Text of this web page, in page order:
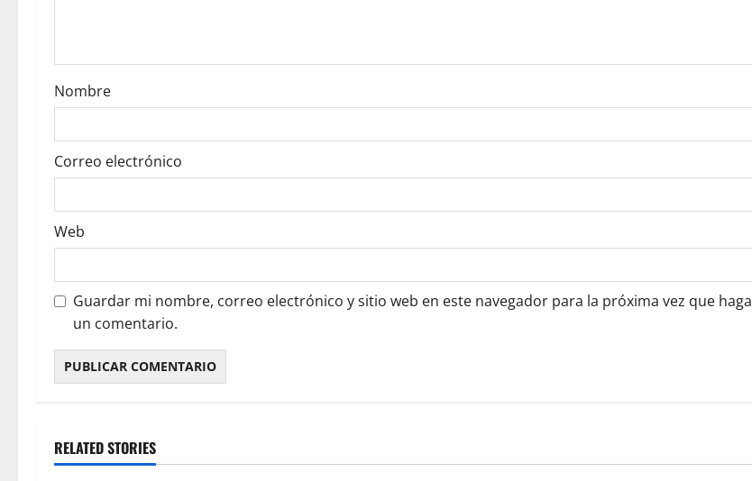
n
Nombre
Correo electrónico
Web
Guardar mi nombre, correo electrónico y sitio web en este navegador para la próxima vez que haga
un comentario.
RELATED STORIES